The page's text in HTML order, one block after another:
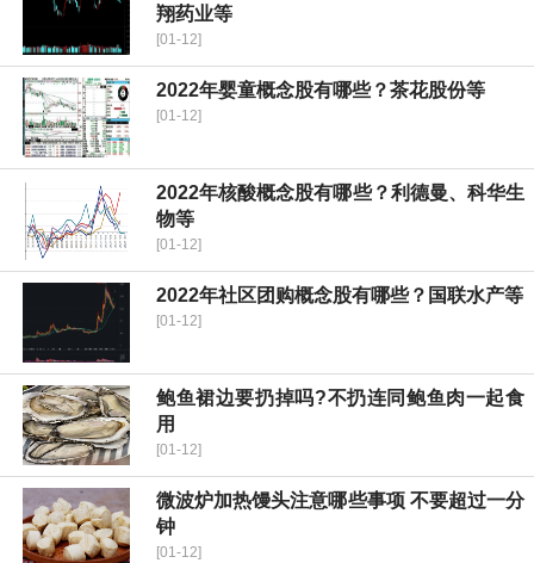
翔药业等
[01-12]
2022年婴童概念股有哪些？茶花股份等
[01-12]
2022年核酸概念股有哪些？利德曼、科华生
物等
[01-12]
2022年社区团购概念股有哪些？国联水产等
[01-12]
鲍鱼裙边要扔掉吗?不扔连同鲍鱼肉一起食
用
[01-12]
微波炉加热馒头注意哪些事项 不要超过一分
钟
[01-12]